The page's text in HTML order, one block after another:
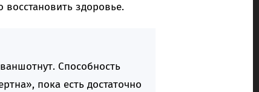
восстановить здоровье.
Способность
пока есть достаточно